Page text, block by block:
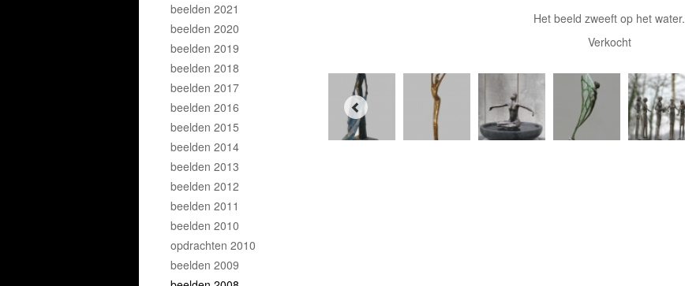
Het beeld zweeft op het water.
Verkocht
beelden 2021
beelden 2020
beelden 2019
beelden 2018
beelden 2017
beelden 2016
beelden 2015
beelden 2014
beelden 2013
beelden 2012
beelden 2011
beelden 2010
opdrachten 2010
beelden 2009